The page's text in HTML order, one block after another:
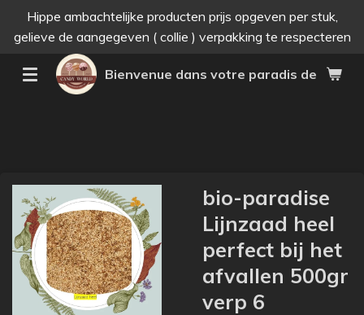
Passer
au
principal
Bienvenue dans votre paradis des
Hippe ambachtelijke producten prijs opgeven per stuk,
gelieve de aangegeven ( collie ) verpakking te respecteren
bio-paradise
Lijnzaad heel
perfect bij het
afvallen 500gr
verp 6